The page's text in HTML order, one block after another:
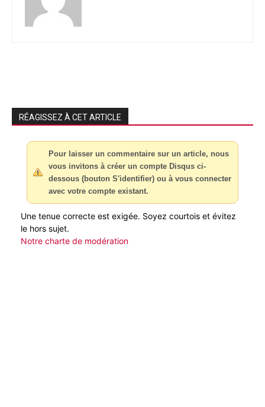
RÉAGISSEZ À CET ARTICLE
Pour laisser un commentaire sur un article, nous
vous invitons à créer un compte Disqus ci-
dessous (bouton S'identifier) ou à vous connecter
avec votre compte existant.
Une tenue correcte est exigée. Soyez courtois et évitez
le hors sujet.
Notre charte de modération